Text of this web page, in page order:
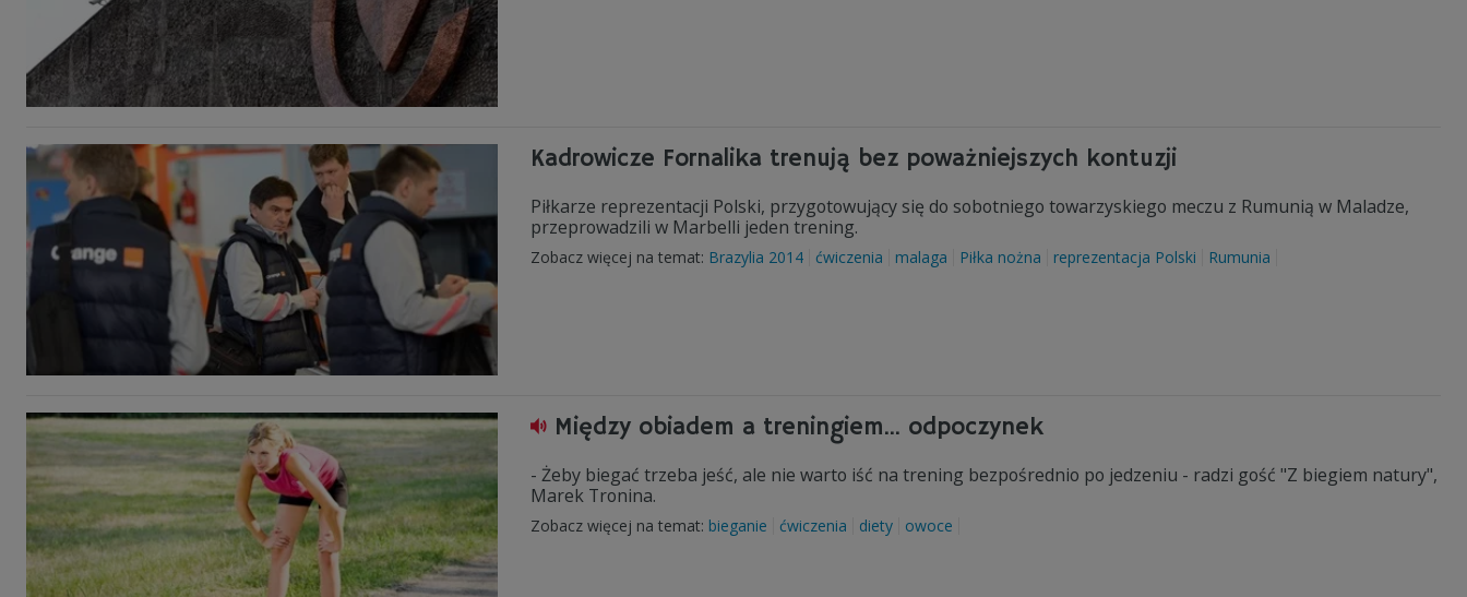
Kadrowicze Fornalika trenują bez poważniejszych kontuzji
Piłkarze reprezentacji Polski, przygotowujący się do sobotniego towarzyskiego meczu z Rumunią w Maladze,
przeprowadzili w Marbelli jeden trening.
Zobacz więcej na temat: Brazylia 2014 ćwiczenia malaga Piłka nożna reprezentacja Polski Rumunia
Między obiadem a treningiem… odpoczynek
- Żeby biegać trzeba jeść, ale nie warto iść na trening bezpośrednio po jedzeniu - radzi gość "Z biegiem natury",
Marek Tronina.
Zobacz więcej na temat: bieganie ćwiczenia diety owoce